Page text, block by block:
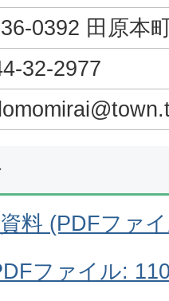
0392 田原本
32-2977
料 (PDFファ
ファイル: